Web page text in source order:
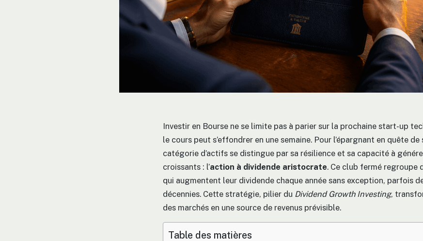
Investir en Bourse ne se limite pas à parier sur la prochaine start-up
le cours peut s’effondrer en une semaine. Pour l’épargnant en quête de
catégorie d’actifs se distingue par sa résilience et sa capacité à
croissants : l’action à dividende aristocrate. Ce club fermé regroupe
qui augmentent leur dividende chaque année sans exception, parfois
décennies. Cette stratégie, pilier du Dividend Growth Investing,
des marchés en une source de revenus prévisible.
Table des matières